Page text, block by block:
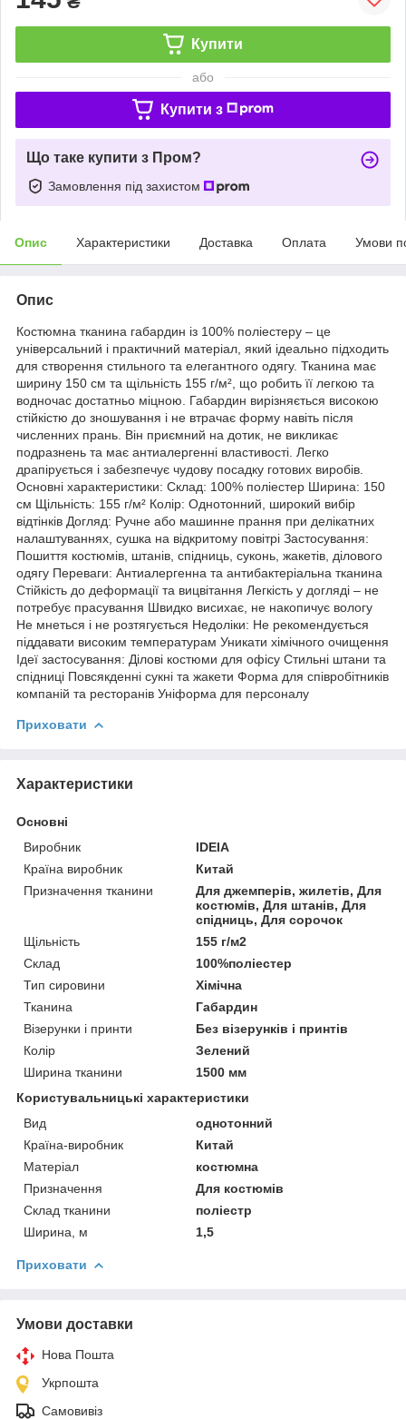
Купити
або
Купити з
Що таке купити з Пром?
Замовлення під захистом
Опис Характеристики Доставка Оплата Умови
Опис
Костюмна тканина габардин із 100% поліестеру – це
універсальний і практичний матеріал, який ідеально підходить
для створення стильного та елегантного одягу. Тканина має
ширину 150 см та щільність 155 г/м², що робить її легкою та
водночас достатньо міцною. Габардин вирізняється високою
стійкістю до зношування і не втрачає форму навіть після
численних прань. Він приємний на дотик, не викликає
подразнень та має антиалергенні властивості. Легко
драпірується і забезпечує чудову посадку готових виробів.
Основні характеристики: Склад: 100% поліестер Ширина: 150
см Щільність: 155 г/м² Колір: Однотонний, широкий вибір
відтінків Догляд: Ручне або машинне прання при делікатних
налаштуваннях, сушка на відкритому повітрі Застосування:
Пошиття костюмів, штанів, спідниць, суконь, жакетів, ділового
одягу Переваги: Антиалергенна та антибактеріальна тканина
Стійкість до деформації та вицвітання Легкість у догляді – не
потребує прасування Швидко висихає, не накопичує вологу
Не мнеться і не розтягується Недоліки: Не рекомендується
піддавати високим температурам Уникати хімічного очищення
Ідеї застосування: Ділові костюми для офісу Стильні штани та
спідниці Повсякденні сукні та жакети Форма для співробітників
компаній та ресторанів Уніформа для персоналу
Приховати
Характеристики
Основні
Виробник
IDEIA
Країна виробник
Китай
Призначення тканини
Для джемперів, жилетів, Для
костюмів, Для штанів, Для
спідниць, Для сорочок
Щільність
155 г/м2
Склад
100%поліестер
Тип сировини
Хімічна
Тканина
Габардин
Візерунки і принти
Без візерунків і принтів
Колір
Зелений
Ширина тканини
1500 мм
Користувальницькі характеристики
Вид
однотонний
Країна-виробник
Китай
Матеріал
костюмна
Призначення
Для костюмів
Склад тканини
поліестр
Ширина, м
1,5
Приховати
Умови доставки
Нова Пошта
Укрпошта
Самовивіз